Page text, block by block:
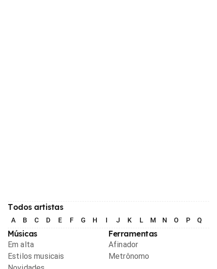
Todos artistas
A B C D E F G H I J K L M N O P Q
Músicas
Em alta
Estilos musicais
Ferramentas
Afinador
Metrônomo